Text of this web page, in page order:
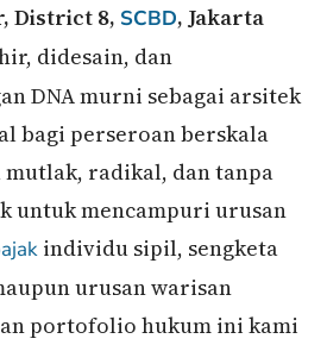
District 8, SCBD, Jakarta
didesain, dan
DNA murni sebagai arsitek
bagi perseroan berskala
mutlak, radikal, dan tanpa
untuk mencampuri urusan
individu sipil, sengketa
urusan warisan
portofolio hukum ini kami